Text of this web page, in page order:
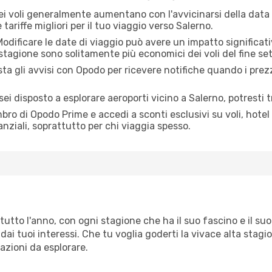
voli generalmente aumentano con l'avvicinarsi della
migliori per il tuo viaggio verso Salerno.
le date di viaggio può avere un impatto
sono solitamente più economici dei voli del fine
gli avvisi con Opodo per ricevere notifiche quando i
disposto a esplorare aeroporti vicino a Salerno, potresti
di Opodo Prime e accedi a sconti esclusivi su voli,
soprattutto per chi viaggia spesso.
l'anno, con ogni stagione che ha il suo fascino e il
tuoi interessi. Che tu voglia goderti la vivace alta
da esplorare.